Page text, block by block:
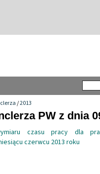
/2013
PW z dnia
czasu pracy dla
czerwcu 2013 roku